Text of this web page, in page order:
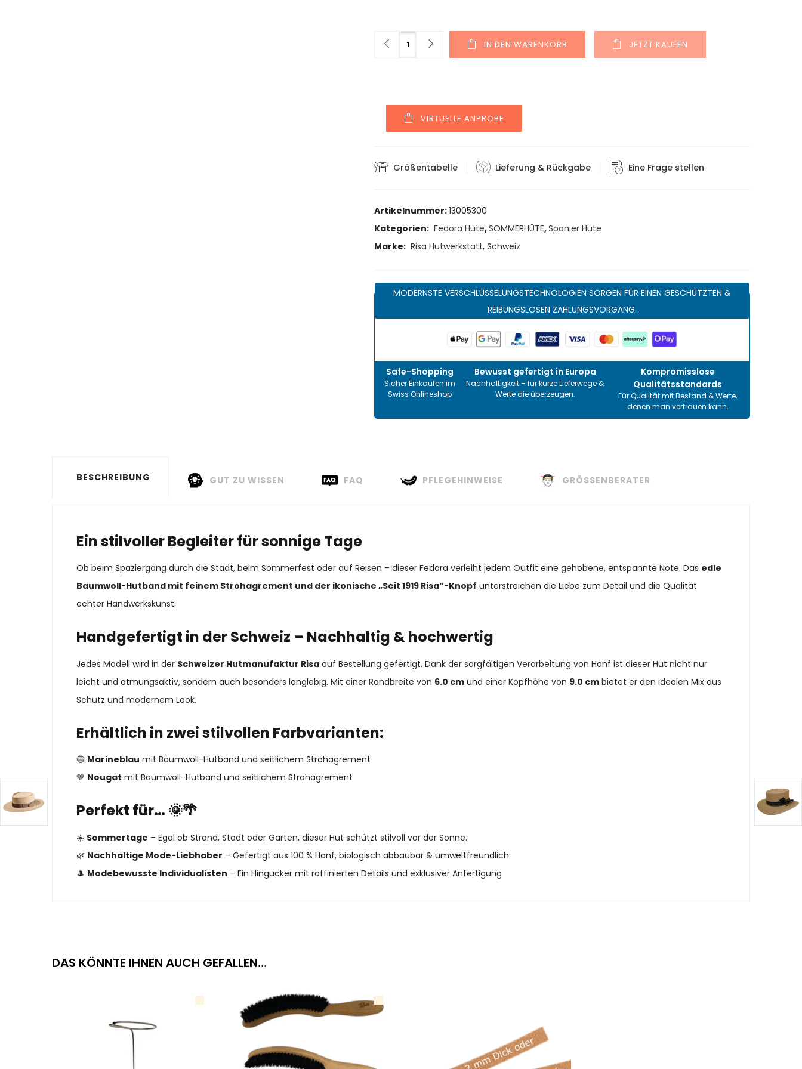
Menge
IN DEN WARENKORB JETZT KAUFEN
VIRTUELLE ANPROBE
Größentabelle Lieferung & Rückgabe Eine Frage stellen
Artikelnummer:13005300
Kategorien: Fedora Hüte,SOMMERHÜTE,Spanier Hüte
Marke: Risa Hutwerkstatt, Schweiz
MODERNSTE VERSCHLÜSSELUNGSTECHNOLOGIEN SORGEN FÜR EINEN GESCHÜTZTEN &
REIBUNGSLOSEN ZAHLUNGSVORGANG.
Safe-Shopping
Sicher Einkaufen im
Swiss Onlineshop
Bewusst gefertigt in Europa
Nachhaltigkeit – für kurze Lieferwege &
Werte die überzeugen.
Kompromisslose
Qualitätsstandards
Für Qualität mit Bestand & Werte,
denen man vertrauen kann.
BESCHREIBUNG GUT ZU WISSEN FAQ PFLEGEHINWEISE GRÖSSENBERATER
Ein stilvoller Begleiter für sonnige Tage
Ob beim Spaziergang durch die Stadt, beim Sommerfest oder auf Reisen – dieser Fedora verleiht jedem Outfit eine gehobene, entspannte Note. Das edle
Baumwoll-Hutband mit feinem Strohagrement und der ikonische „Seit 1919 Risa“-Knopf unterstreichen die Liebe zum Detail und die Qualität
echter Handwerkskunst.
Handgefertigt in der Schweiz – Nachhaltig & hochwertig
Jedes Modell wird in der Schweizer Hutmanufaktur Risa auf Bestellung gefertigt. Dank der sorgfältigen Verarbeitung von Hanf ist dieser Hut nicht nur
leicht und atmungsaktiv, sondern auch besonders langlebig. Mit einer Randbreite von 6.0 cm und einer Kopfhöhe von 9.0 cm bietet er den idealen Mix aus
Schutz und modernem Look.
Erhältlich in zwei stilvollen Farbvarianten:
🔵 Marineblau mit Baumwoll-Hutband und seitlichem Strohagrement
🤎 Nougat mit Baumwoll-Hutband und seitlichem Strohagrement
Perfekt für… 🌞🌴
☀️ Sommertage – Egal ob Strand, Stadt oder Garten, dieser Hut schützt stilvoll vor der Sonne.
🌿 Nachhaltige Mode-Liebhaber – Gefertigt aus 100 % Hanf, biologisch abbaubar & umweltfreundlich.
🎩 Modebewusste Individualisten – Ein Hingucker mit raffinierten Details und exklusiver Anfertigung
DAS KÖNNTE IHNEN AUCH GEFALLEN…